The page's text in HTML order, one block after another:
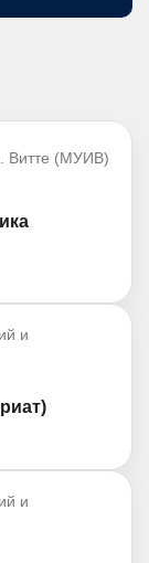
Витте (МУИВ)
и
и